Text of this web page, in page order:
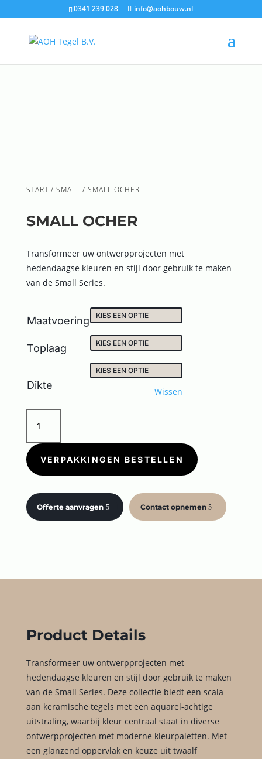
0341 239 028 info@aohbouw.nl
START/ SMALL / SMALL OCHER
SMALL OCHER
Transformeer uw ontwerpprojecten met
hedendaagse kleuren en stijl door gebruik te maken
van de Small Series.
Maatvoering
Toplaag
Dikte
Wissen
OCHER
aantal
VERPAKKINGEN BESTELLEN
Offerte aanvragen Contact opnemen
Product Details
Transformeer uw ontwerpprojecten met
hedendaagse kleuren en stijl door gebruik te maken
van de Small Series. Deze collectie biedt een scala
aan keramische tegels met een aquarel-achtige
uitstraling, waarbij kleur centraal staat in diverse
ontwerpprojecten met moderne kleurpaletten. Met
een glanzend oppervlak en keuze uit twaalf